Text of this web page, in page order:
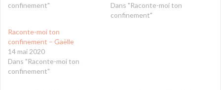
confinement"
Dans "Raconte-moi ton
confinement"
Raconte-moi ton
confinement – Gaëlle
14 mai 2020
Dans "Raconte-moi ton
confinement"